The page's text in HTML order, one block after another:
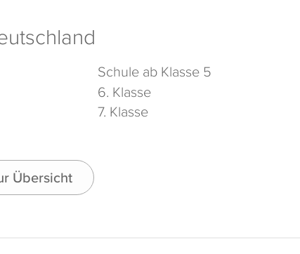
Schule ab Klasse 5
6. Klasse
7. Klasse
Übersicht